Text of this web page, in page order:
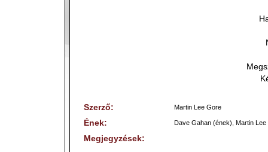
Szerző: Martin Lee Gore
Ének: Dave Gahan (ének), Martin
Megjegyzések: